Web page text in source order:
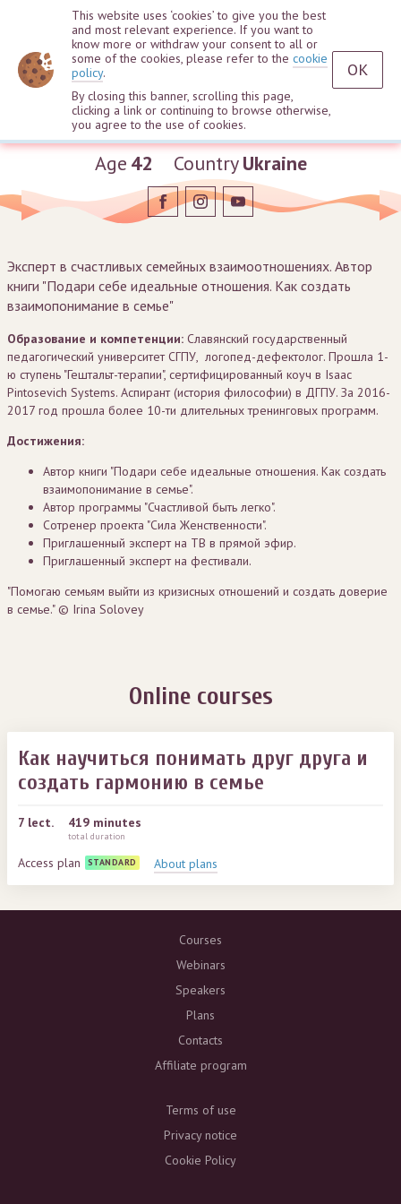
Irina Solovey
Age 42 CountryUkraine
Эксперт в счастливых семейных взаимоотношениях. Автор
книги "Подари себе идеальные отношения. Как создать
взаимопонимание в семье"
Образование и компетенции: Славянский государственный
педагогический университет СГПУ, логопед-дефектолог. Прошла 1-
ю ступень "Гештальт-терапии", сертифицированный коуч в Isaac
Pintosevich Systems. Аспирант (история философии) в ДГПУ. За 2016-
2017 год прошла более 10-ти длительных тренинговых программ.
Достижения:
Автор книги "Подари себе идеальные отношения. Как создать
взаимопонимание в семье".
Автор программы "Счастливой быть легко".
Сотренер проекта "Сила Женственности".
Приглашенный эксперт на ТВ в прямой эфир.
Приглашенный эксперт на фестивали.
"Помогаю семьям выйти из кризисных отношений и создать доверие
в семье." © Irina Solovey
Online courses
Как научиться понимать друг друга и
создать гармонию в семье
7 lect. 419 minutes
total duration
Access plan STANDARD About plans
Courses
Webinars
Speakers
Plans
Contacts
Affiliate program
Terms of use
Privacy notice
Cookie Policy
This website uses ‘cookies’ to give you the best
and most relevant experience. If you want to
know more or withdraw your consent to all or
some of the cookies, please refer to the cookie
policy.
By closing this banner, scrolling this page,
clicking a link or continuing to browse otherwise,
you agree to the use of cookies.
OK